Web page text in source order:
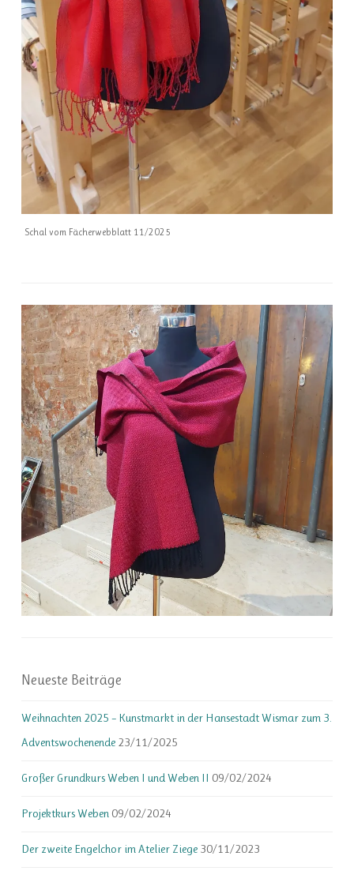
Schal vom Fächerwebblatt 11/2025
Neueste Beiträge
Weihnachten 2025 – Kunstmarkt in der Hansestadt Wismar zum 3.
Adventswochenende 23/11/2025
Großer Grundkurs Weben I und Weben II 09/02/2024
Projektkurs Weben 09/02/2024
Der zweite Engelchor im Atelier Ziege 30/11/2023